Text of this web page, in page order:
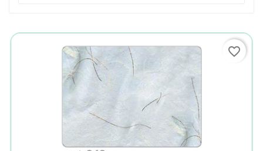
favorite_border